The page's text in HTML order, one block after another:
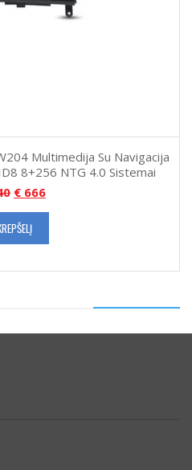
Multimedija Su Navigacija
8+256 NTG 4.0 Sistemai
€ 666